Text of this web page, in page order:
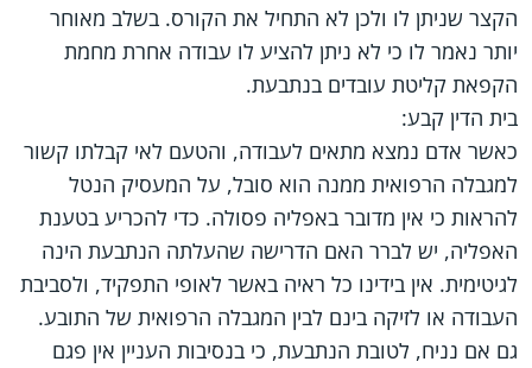
הקצר שניתן לו ולכן לא התחיל את הקורס. בשלב מאוחר
יותר נאמר לו כי לא ניתן להציע לו עבודה אחרת מחמת
הקפאת קליטת עובדים בנתבעת.
בית הדין קבע:
כאשר אדם נמצא מתאים לעבודה, והטעם לאי קבלתו קשור
למגבלה הרפואית ממנה הוא סובל, על המעסיק הנטל
להראות כי אין מדובר באפליה פסולה. כדי להכריע בטענת
האפליה, יש לברר האם הדרישה שהעלתה הנתבעת הינה
לגיטימית. אין בידינו כל ראיה באשר לאופי התפקיד, ולסביבת
העבודה או לזיקה בינם לבין המגבלה הרפואית של התובע.
גם אם נניח, לטובת הנתבעת, כי בנסיבות העניין אין פגם